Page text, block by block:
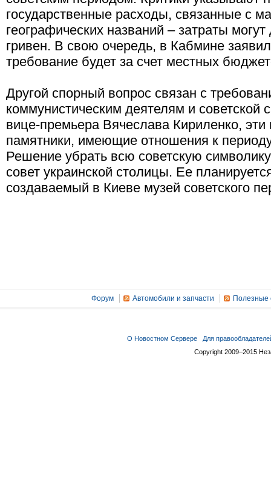
государственные расходы, связанные с
географических названий – затраты
гривен. В свою очередь, в Кабмине
требование будет за счет местных
Другой спорный вопрос связан с
коммунистическим деятелям и
вице-премьера Вячеслава Кириленко, эти
памятники, имеющие отношения к
Решение убрать всю советскую
совет украинской столицы. Ее
создаваемый в Киеве музей советского
Форум Автомобили и запчасти Полезные
О Новостном Сервере
Для
Copyright 2009–2015